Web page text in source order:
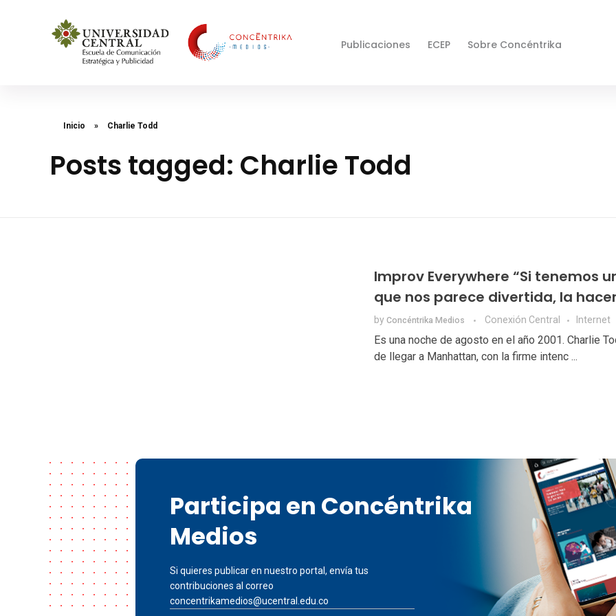
Publicaciones ECEP Sobre Concéntrika
Inicio » Charlie Todd
Posts tagged: Charlie Todd
Improv Everywhere “Si tenemos
que nos parece divertida, la
by Concéntrika Medios Conexión Central Internet
Es una noche de agosto en el año 2001. Charlie
de llegar a Manhattan, con la firme intenc ...
Participa en Concéntrika
Medios
Si quieres publicar en nuestro portal, envía tus
contribuciones al correo
concentrikamedios@ucentral.edu.co